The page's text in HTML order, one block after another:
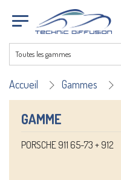
Toutes les gammes
Accueil Gammes
GAMME
PORSCHE 911 65-73 + 912